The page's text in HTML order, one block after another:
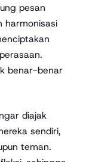
pesan
harmonisasi
benar-benar
diajak
sendiri,
teman.